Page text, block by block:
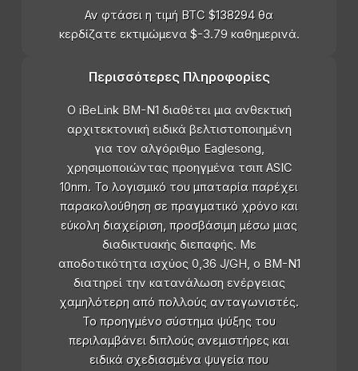
Αν φτάσει η τιμή BTC $138294 θα
κερδίζατε εκτιμώμενα $-3.79 καθημερινά.
Περισσότερες Πληροφορίες
Ο iBeLink BM-N1 διαθέτει μια ανθεκτική
αρχιτεκτονική ειδικά βελτιστοποιημένη
για τον αλγόριθμο Eaglesong,
χρησιμοποιώντας προηγμένα τσιπ ASIC
10nm. Το λογισμικό του μπαταρία παρέχει
παρακολούθηση σε πραγματικό χρόνο και
εύκολη διαχείριση, προσβάσιμη μέσω μιας
διαδικτυακής διεπαφής. Με
αποδοτικότητα ισχύος 0,36 J/GH, ο BM-N1
διατηρεί την κατανάλωση ενέργειας
χαμηλότερη από πολλούς ανταγωνιστές.
Το προηγμένο σύστημα ψύξης του
περιλαμβάνει διπλούς ανεμιστήρες και
ειδικά σχεδιασμένα ψυγεία που